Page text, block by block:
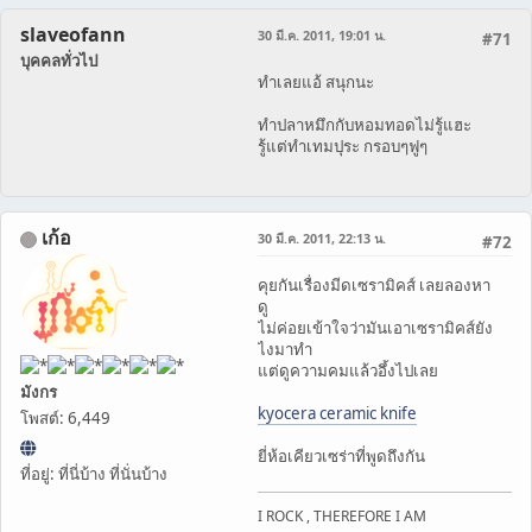
slaveofann
บุคคลทั่วไป
#71
30 มี.ค. 2011, 19:01 น.
ทำเลยแอ้ สนุกนะ
ทำปลาหมึกกับหอมทอดไม่รู้แฮะ
รู้แต่ทำเทมปุระ กรอบๆฟูๆ
เก้อ
มังกร
โพสต์: 6,449
ที่อยู่: ที่นี่บ้าง ที่นั่นบ้าง
#72
30 มี.ค. 2011, 22:13 น.
คุยกันเรื่องมีดเซรามิคส์ เลยลองหา
ดู
ไม่ค่อยเข้าใจว่ามันเอาเซรามิคส์ยัง
ไงมาทำ
แต่ดูความคมแล้วอึ้งไปเลย
kyocera ceramic knife
ยี่ห้อเคียวเซร่าที่พูดถึงกัน
I ROCK , THEREFORE I AM